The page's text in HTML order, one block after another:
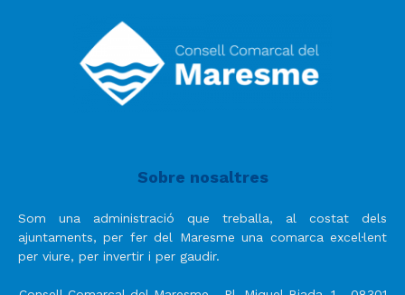
Sobre nosaltres
Som una administració que treballa, al costat dels
ajuntaments, per fer del Maresme una comarca excel·lent
per viure, per invertir i per gaudir.